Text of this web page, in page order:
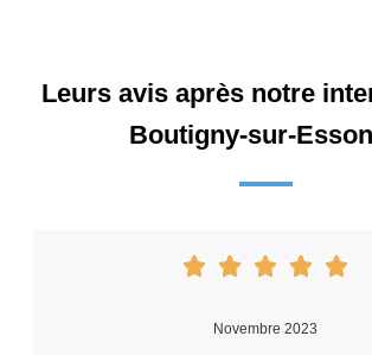
Leurs avis après notre
Boutigny-sur-
Novembre 2023